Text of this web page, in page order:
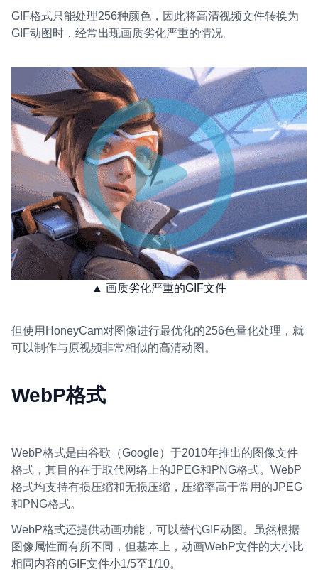
GIF格式只能处理256种颜色，因此将高清视频文件转换为
GIF动图时，经常出现画质劣化严重的情况。
▲ 画质劣化严重的GIF文件
但使用HoneyCam对图像进行最优化的256色量化处理，就
可以制作与原视频非常相似的高清动图。
WebP格式
WebP格式是由谷歌（Google）于2010年推出的图像文件
格式，其目的在于取代网络上的JPEG和PNG格式。WebP
格式均支持有损压缩和无损压缩，压缩率高于常用的JPEG
和PNG格式。
WebP格式还提供动画功能，可以替代GIF动图。虽然根据
图像属性而有所不同，但基本上，动画WebP文件的大小比
相同内容的GIF文件小1/5至1/10。